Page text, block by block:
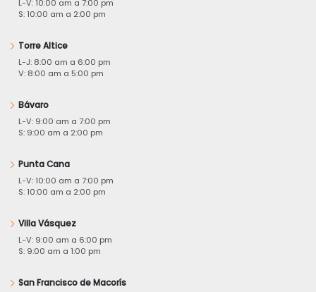
L-V: 10:00 am a 7:00 pm
S: 10:00 am a 2:00 pm
Torre Altice
L-J: 8:00 am a 6:00 pm
V: 8:00 am a 5:00 pm
Bávaro
L-V: 9:00 am a 7:00 pm
S: 9:00 am a 2:00 pm
Punta Cana
L-V: 10:00 am a 7:00 pm
S: 10:00 am a 2:00 pm
Villa Vásquez
L-V: 9:00 am a 6:00 pm
S: 9:00 am a 1:00 pm
San Francisco de Macorís